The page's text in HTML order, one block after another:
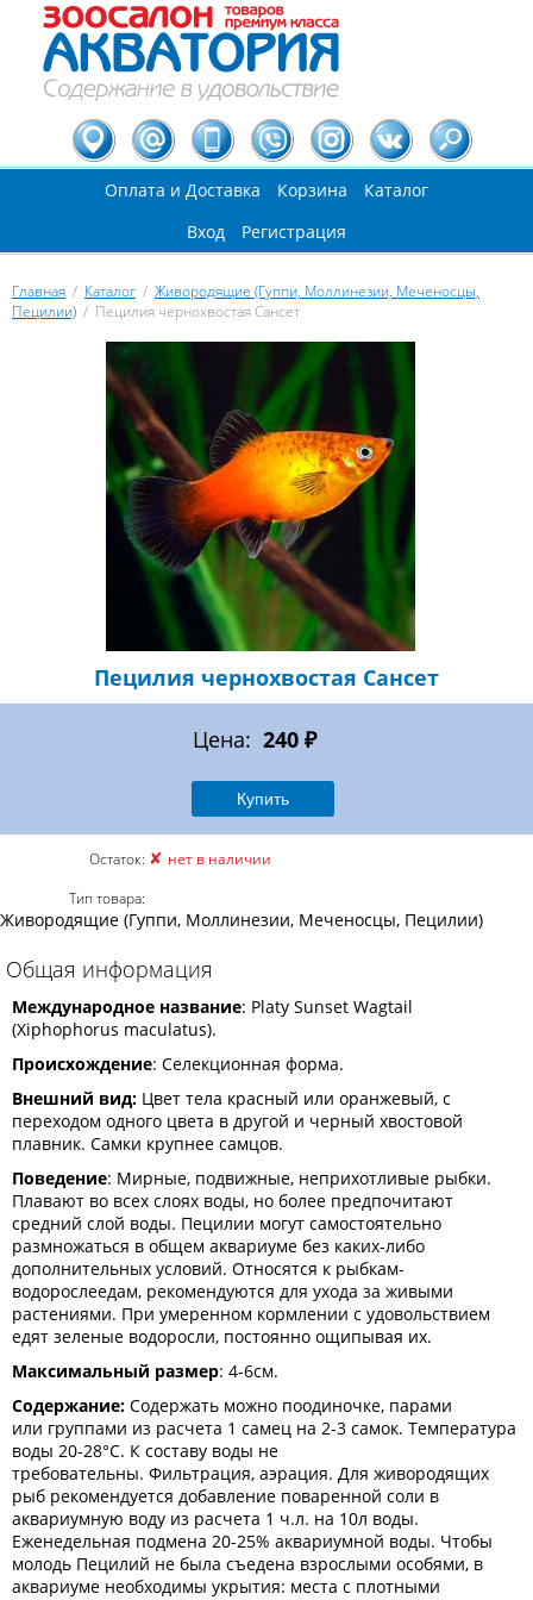
Оплата и Доставка Корзина
Каталог
Вход
Регистрация
Вы здесь
Главная / Каталог / Живородящие (Гуппи, Моллинезии, Меченосцы,
Пецилии) / Пецилия чернохвостая Сансет
Пецилия чернохвостая Сансет
Цена: 240 ₽
Остаток: ✘ нет в наличии
Тип товара:
Живородящие (Гуппи, Моллинезии, Меченосцы, Пецилии)
Общая информация
Международное название: Platy Sunset Wagtail
(Xiphophorus maculatus).
Происхождение: Селекционная форма.
Внешний вид: Цвет тела красный или оранжевый, с
переходом одного цвета в другой и черный хвостовой
плавник. Самки крупнее самцов.
Поведение: Мирные, подвижные, неприхотливые рыбки.
Плавают во всех слоях воды, но более предпочитают
средний слой воды. Пецилии могут самостоятельно
размножаться в общем аквариуме без каких-либо
дополнительных условий. Относятся к рыбкам-
водорослеедам, рекомендуются для ухода за живыми
растениями. При умеренном кормлении с удовольствием
едят зеленые водоросли, постоянно ощипывая их.
Максимальный размер: 4-6см.
Содержание: Содержать можно поодиночке, парами
или группами из расчета 1 самец на 2-3 самок. Температура
воды 20-28°С. К составу воды не
требовательны. Фильтрация, аэрация. Для живородящих
рыб рекомендуется добавление поваренной соли в
аквариумную воду из расчета 1 ч.л. на 10л воды.
Еженедельная подмена 20-25% аквариумной воды. Чтобы
молодь Пецилий не была съедена взрослыми особями, в
аквариуме необходимы укрытия: места с плотными